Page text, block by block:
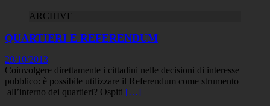
ARCHIVE
QUARTIERI E REFERENDUM
29/10/2013
Coinvolgere direttamente i cittadini nelle decisioni di interesse
pubblico: è possibile utilizzare il Referendum come strumento
all’interno dei quartieri? Ospiti […]